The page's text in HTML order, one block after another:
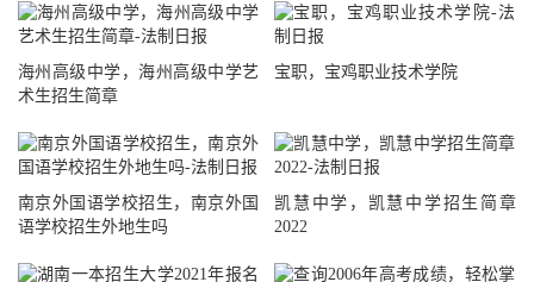
海州高级中学，海州高级中学艺
术生招生简章
宝职，宝鸡职业技术学院
南京外国语学校招生，南京外国
语学校招生外地生吗
凯慧中学，凯慧中学招生简章
2022